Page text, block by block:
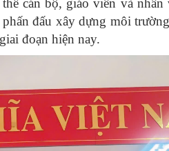
cán bộ, giáo viên và
đấu xây dựng môi
đoạn hiện nay.